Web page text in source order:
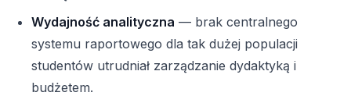
Wydajność analityczna — brak centralnego
systemu raportowego dla tak dużej populacji
studentów utrudniał zarządzanie dydaktyką i
budżetem.